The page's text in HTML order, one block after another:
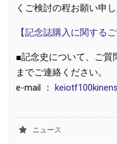
くご検討の程お願い申し
【記念誌購入に関する
■記念史について、ご質
までご連絡ください。
e-mail ：
ニュース